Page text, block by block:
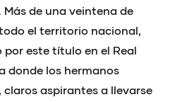
Más de una veintena de
el territorio nacional,
este título en el Real
donde los hermanos
claros aspirantes a llevarse